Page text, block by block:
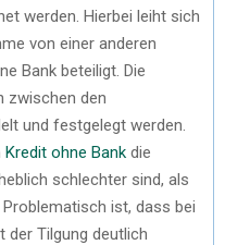
werden. Hierbei leiht sich
von einer anderen
Bank beteiligt. Die
zwischen den
und festgelegt werden.
Kredit ohne Bank die
schlechter sind, als
ist, dass bei
der Tilgung deutlich